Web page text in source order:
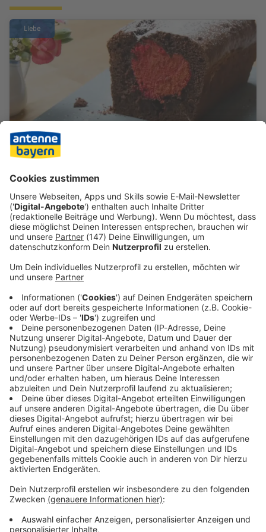
Liebe
DIY: Herzkuchen zum Valentinstag
Wie weckt man den Liebsten am Valentinstag am
besten? Mit einem leckeren Schokokuchen! Und
dieser hier hat ein ganz besonderes Innenleben,
voller Liebe. Das schnelle Rezept findet ihr hier:
Lifestyle
Frische Schnittblumen: Wie Alkohol eure
Blumen länger blühen lässt
Gerade nach dem Valentinstag haben viele frische
Blumensträuße daheim in der Wohnung stehen. Es
gibt Tricks, die wirklich helfen, eure Blumen länger
frisch zu halten.